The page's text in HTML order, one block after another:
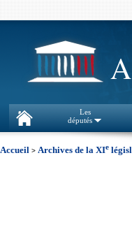
Les
députés
Accueil > Archives de la XIe